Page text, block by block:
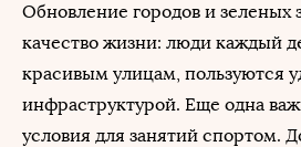
Обновление городов и зеленых
качество жизни: люди каждый
красивым улицам, пользуются
инфраструктурой. Еще одна
условия для занятий спортом.